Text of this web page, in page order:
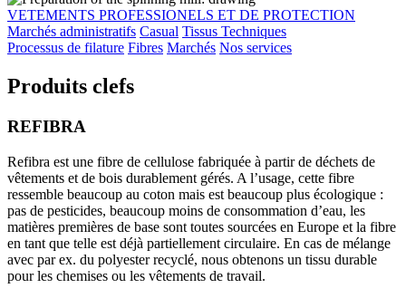
VETEMENTS PROFESSIONELS ET DE PROTECTION
Marchés administratifs Casual Tissus Techniques
Processus de filature Fibres Marchés Nos services
Produits clefs
REFIBRA
Refibra est une fibre de cellulose fabriquée à partir de déchets de
vêtements et de bois durablement gérés. A l’usage, cette fibre
ressemble beaucoup au coton mais est beaucoup plus écologique :
pas de pesticides, beaucoup moins de consommation d’eau, les
matières premières de base sont toutes sourcées en Europe et la fibre
en tant que telle est déjà partiellement circulaire. En cas de mélange
avec par ex. du polyester recyclé, nous obtenons un tissu durable
pour les chemises ou les vêtements de travail.